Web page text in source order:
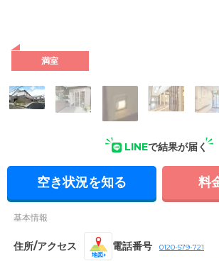
満室
LINEで結果が届く
空き状況を知る 料
基本情報
住所/アクセス
地図
電話番号 0120-579-721